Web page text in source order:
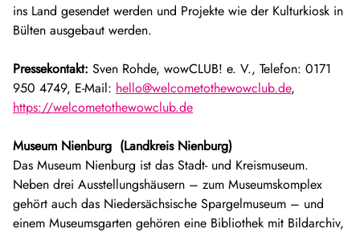
ins Land gesendet werden und Projekte wie der Kulturkiosk in
Bülten ausgebaut werden.
Pressekontakt: Sven Rohde, wowCLUB! e. V., Telefon: 0171
950 4749, E-Mail: hello@welcometothewowclub.de,
https://welcometothewowclub.de
Museum Nienburg (Landkreis Nienburg)
Das Museum Nienburg ist das Stadt- und Kreismuseum.
Neben drei Ausstellungshäusern – zum Museumskomplex
gehört auch das Niedersächsische Spargelmuseum – und
einem Museumsgarten gehören eine Bibliothek mit Bildarchiv,